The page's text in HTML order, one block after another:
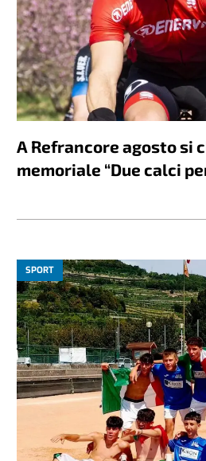
A Refrancore agosto si
memoriale “Due calci
SPORT